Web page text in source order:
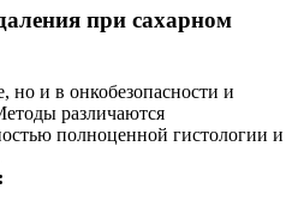
при сахарном
но и в онкобезопасности и
различаются
полноценной гистологии и